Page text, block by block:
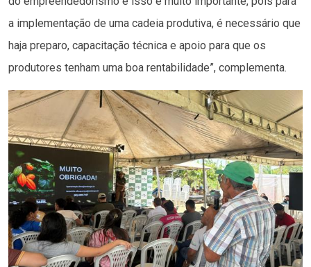
a implementação de uma cadeia produtiva, é necessário que
haja preparo, capacitação técnica e apoio para que os
produtores tenham uma boa rentabilidade”, complementa.